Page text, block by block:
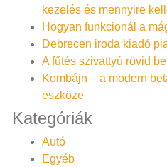
kezelés és mennyire
Hogyan funkcionál a
Debrecen iroda kiadó
A fűtés szivattyú rövid
Kombájn – a modern
eszköze
Kategóriák
Autó
Egyéb